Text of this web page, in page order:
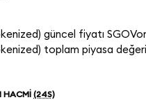
güncel fiyatı SGOVon
toplam piyasa
HACMI (24S)